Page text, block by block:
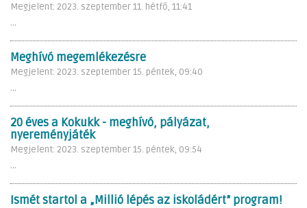
Megjelent: 2023. szeptember 11. hétfő, 11:41
...
Meghívó megemlékezésre
Megjelent: 2023. szeptember 15. péntek, 09:40
...
20 éves a Kokukk - meghívó, pályázat,
nyereményjáték
Megjelent: 2023. szeptember 15. péntek, 09:54
...
Ismét startol a „Millió lépés az iskoládért” program!